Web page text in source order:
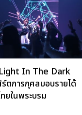
In The Dark
ตการกุศลมอบรายได้
ยในพระบรม